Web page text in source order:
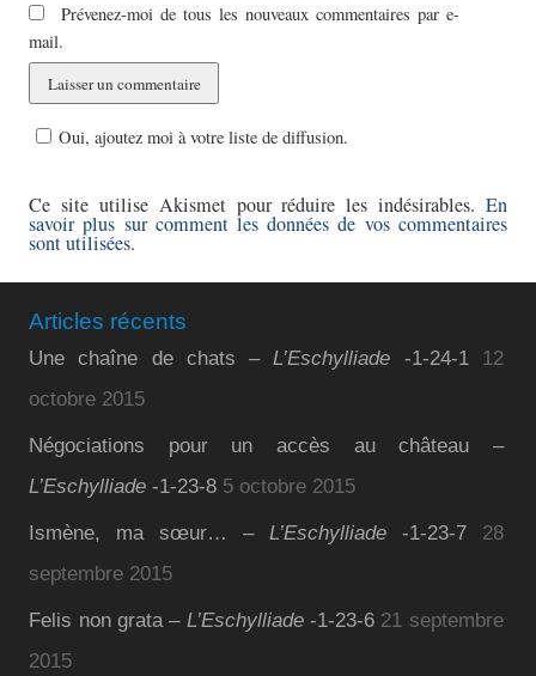
Prévenez-moi de tous les nouveaux commentaires par e-
mail.
Oui, ajoutez moi à votre liste de diffusion.
Ce site utilise Akismet pour réduire les indésirables. En
savoir plus sur comment les données de vos commentaires
sont utilisées.
Articles récents
Une chaîne de chats –L’Eschylliade -1-24-1
12
octobre 2015
Négociations pour un accès au château –
L’Eschylliade -1-23-8 5 octobre 2015
Ismène, ma sœur… – L’Eschylliade-1-23-7
28
septembre 2015
Felis non grata – L’Eschylliade-1-23-6 21 septembre
2015